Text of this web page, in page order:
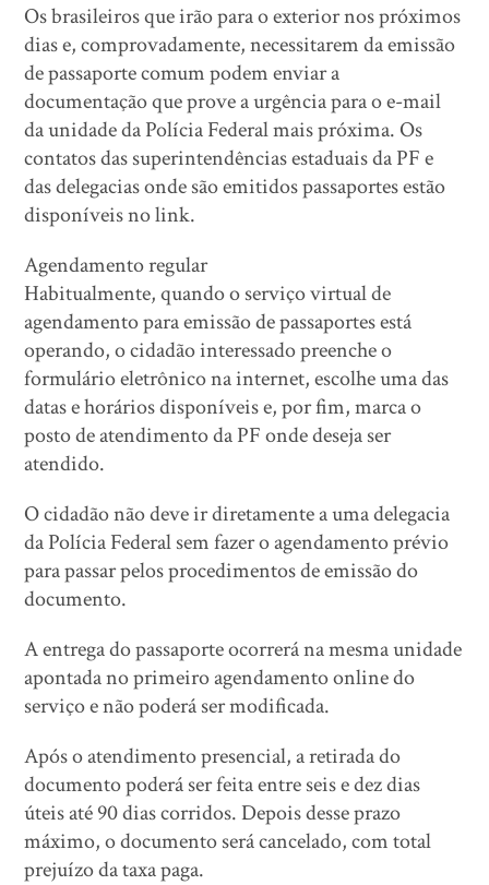
Os brasileiros que irão para o exterior nos próximos
dias e, comprovadamente, necessitarem da emissão
de passaporte comum podem enviar a
documentação que prove a urgência para o e-mail
da unidade da Polícia Federal mais próxima. Os
contatos das superintendências estaduais da PF e
das delegacias onde são emitidos passaportes estão
disponíveis no link.
Agendamento regular
Habitualmente, quando o serviço virtual de
agendamento para emissão de passaportes está
operando, o cidadão interessado preenche o
formulário eletrônico na internet, escolhe uma das
datas e horários disponíveis e, por fim, marca o
posto de atendimento da PF onde deseja ser
atendido.
O cidadão não deve ir diretamente a uma delegacia
da Polícia Federal sem fazer o agendamento prévio
para passar pelos procedimentos de emissão do
documento.
A entrega do passaporte ocorrerá na mesma unidade
apontada no primeiro agendamento online do
serviço e não poderá ser modificada.
Após o atendimento presencial, a retirada do
documento poderá ser feita entre seis e dez dias
úteis até 90 dias corridos. Depois desse prazo
máximo, o documento será cancelado, com total
prejuízo da taxa paga.